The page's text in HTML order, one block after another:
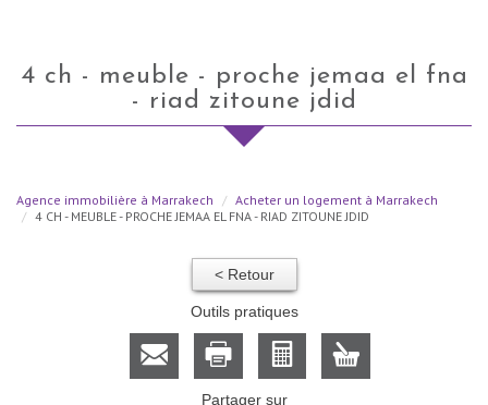
4 ch - meuble - proche jemaa el fna
- riad zitoune jdid
Agence immobilière à Marrakech
Acheter un logement à Marrakech
4 CH - MEUBLE - PROCHE JEMAA EL FNA - RIAD ZITOUNE JDID
< Retour
Outils pratiques
Partager sur